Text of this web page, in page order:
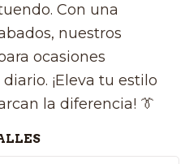
Con una
nuestros
ocasiones
¡Eleva tu estilo
la diferencia! 👔